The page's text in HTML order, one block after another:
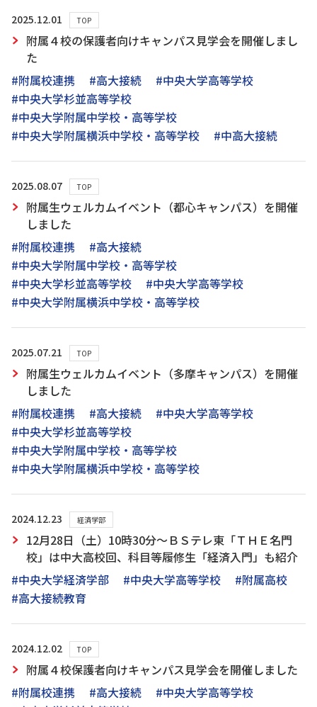
2025.12.01 TOP
附属４校の保護者向けキャンパス見学会を開催しまし
た
#附属校連携
#高大接続
#中央大学高等学校
#中央大学杉並高等学校
#中央大学附属中学校・高等学校
#中央大学附属横浜中学校・高等学校
#中高大接続
2025.08.07 TOP
附属生ウェルカムイベント（都心キャンパス）を開催
しました
#附属校連携
#高大接続
#中央大学附属中学校・高等学校
#中央大学杉並高等学校
#中央大学高等学校
#中央大学附属横浜中学校・高等学校
2025.07.21 TOP
附属生ウェルカムイベント（多摩キャンパス）を開催
しました
#附属校連携
#高大接続
#中央大学高等学校
#中央大学杉並高等学校
#中央大学附属中学校・高等学校
#中央大学附属横浜中学校・高等学校
2024.12.23 経済学部
12月28日（土）10時30分～ＢＳテレ東「ＴＨＥ名門
校」は中大高校回、科目等履修生「経済入門」も紹介
#中央大学経済学部
#中央大学高等学校
#附属高校
#高大接続教育
2024.12.02 TOP
附属４校保護者向けキャンパス見学会を開催しました
#附属校連携
#高大接続
#中央大学高等学校